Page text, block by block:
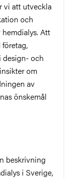
vi att utveckla
och
hemdialys. Att
design- och
om
av
önskemål
beskrivning
i Sverige,